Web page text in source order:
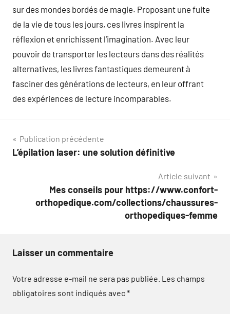
sur des mondes bordés de magie. Proposant une fuite
de la vie de tous les jours, ces livres inspirent la
réflexion et enrichissent l’imagination. Avec leur
pouvoir de transporter les lecteurs dans des réalités
alternatives, les livres fantastiques demeurent à
fasciner des générations de lecteurs, en leur offrant
des expériences de lecture incomparables.
Navigation
de
Publication précédente
L’épilation laser: une solution définitive
Article suivant
Mes conseils pour https://www.confort-
orthopedique.com/collections/chaussures-
orthopediques-femme
Laisser un commentaire
Votre adresse e-mail ne sera pas publiée. Les champs
obligatoires sont indiqués avec*